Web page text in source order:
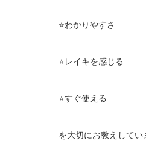
⭐️わかりやすさ
⭐️レイキを感じる
⭐️すぐ使える
を大切にお教えしてい